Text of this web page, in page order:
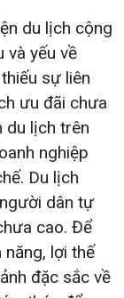
du lịch cộng
và yếu về
sự liên
ưu đãi chưa
du lịch trên
nghiệp
Du lịch
dân tự
cao. Để
lợi thế
đặc sắc về